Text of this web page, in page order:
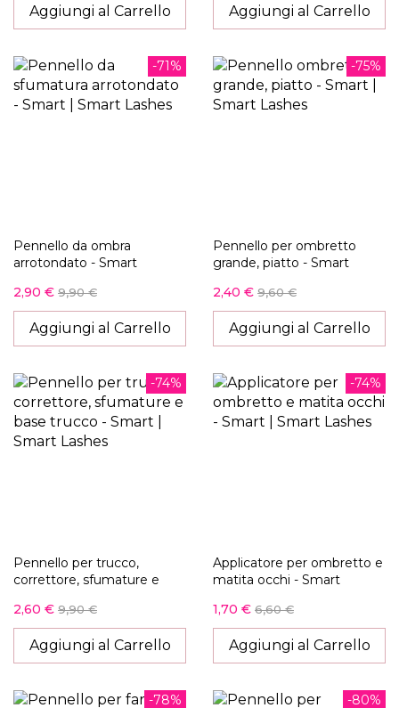
Aggiungi al Carrello Aggiungi al Carrello
-71%
Pennello da ombra
arrotondato - Smart
2,90 € 9,90 €
Aggiungi al Carrello
-75%
Pennello per ombretto
grande, piatto - Smart
2,40 € 9,60 €
Aggiungi al Carrello
-74%
Pennello per trucco,
correttore, sfumature e
2,60 € 9,90 €
Aggiungi al Carrello
-74%
Applicatore per ombretto e
matita occhi - Smart
1,70 € 6,60 €
Aggiungi al Carrello
-78% -80%